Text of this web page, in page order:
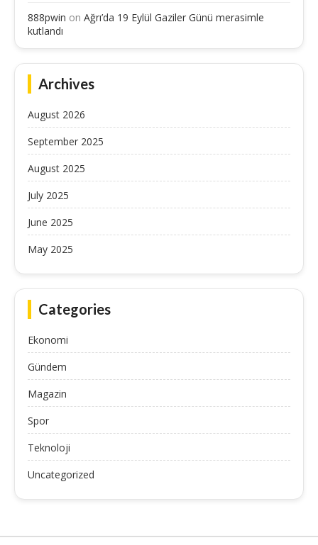
888pwin on Ağrı’da 19 Eylül Gaziler Günü merasimle
kutlandı
Archives
August 2026
September 2025
August 2025
July 2025
June 2025
May 2025
Categories
Ekonomi
Gündem
Magazin
Spor
Teknoloji
Uncategorized